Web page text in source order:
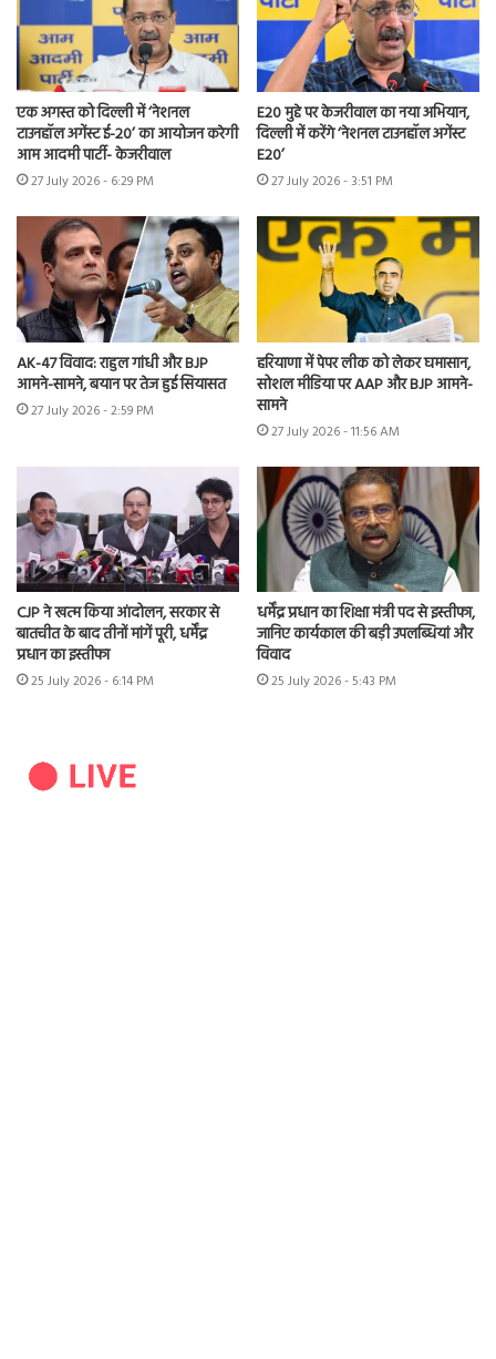
एक अगस्त को दिल्ली में ‘नेशनल
टाउनहॉल अगेंस्ट ई-20’ का आयोजन करेगी
आम आदमी पार्टी- केजरीवाल
27 July 2026 - 6:29 PM
E20 मुद्दे पर केजरीवाल का नया अभियान,
दिल्ली में करेंगे ‘नेशनल टाउनहॉल अगेंस्ट
E20’
27 July 2026 - 3:51 PM
AK-47 विवाद: राहुल गांधी और BJP
आमने-सामने, बयान पर तेज हुई सियासत
27 July 2026 - 2:59 PM
हरियाणा में पेपर लीक को लेकर घमासान,
सोशल मीडिया पर AAP और BJP आमने-
सामने
27 July 2026 - 11:56 AM
CJP ने खत्म किया आंदोलन, सरकार से
बातचीत के बाद तीनों मांगें पूरी, धर्मेंद्र
प्रधान का इस्तीफा
25 July 2026 - 6:14 PM
धर्मेंद्र प्रधान का शिक्षा मंत्री पद से इस्तीफा,
जानिए कार्यकाल की बड़ी उपलब्धियां और
विवाद
25 July 2026 - 5:43 PM